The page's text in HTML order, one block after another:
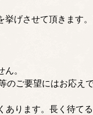
げさせて頂きます。
。
のご要望にはお応え
あります。長く待て